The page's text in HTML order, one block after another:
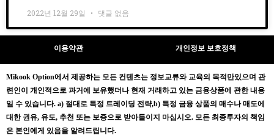
2022년 12월 29일 댓글 없음
이용약관 개인정보 보호정책
Mikook Option에서 제공하는 모든 컨텐츠는 정보교류와 교육의 목적만있으며 관
련인이 개인적으로 과거에 보유했더나 현재 거래하고 있는 금융상품에 관한 내용
일 수 있습니다. a) 절대로 특정 트레이딩 전략,b) 특정 금융 상품의 매수나 매도에
대한 권유, 유도, 추천 또는 보증으로 받아들이지 마십시오. 모든 최종투자의 책임
은 본인에게 있음을 알려드립니다.